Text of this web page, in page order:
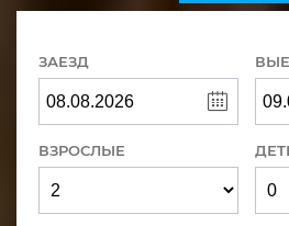
ЗАЕЗД
ВЗРОСЛЫЕ